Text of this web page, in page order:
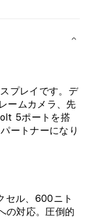
プレイです。デ
ームカメラ、先
5ポートを搭
ートナーになり
セル、600ニト
の対応。圧倒的